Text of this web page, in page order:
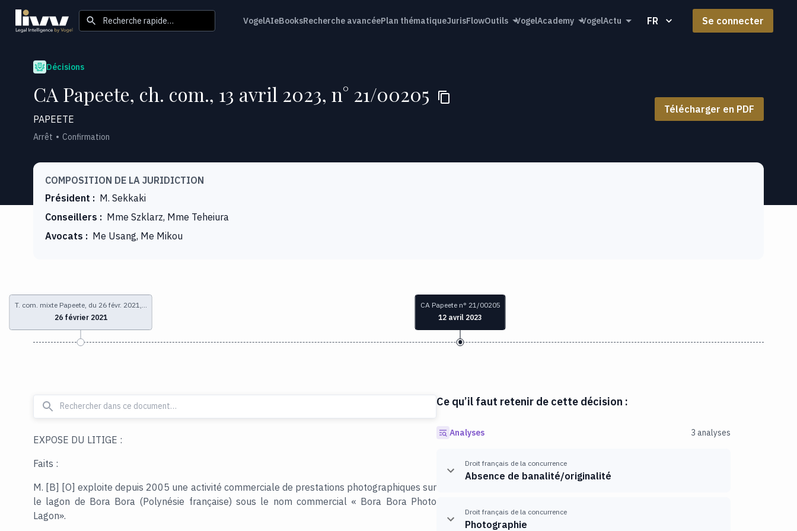
Recherche rapide… VogelAIeBooksRecherche avancéePlan thématiqueJurisFlowOutils VogelAcademy VogelActu FR Se connecter
Décisions
CA Papeete, ch. com., 13 avril 2023, n° 21/00205
PAPEETE
Télécharger en PDF
Arrêt Confirmation
COMPOSITION DE LA JURIDICTION
Président : M. Sekkaki
Conseillers : Mme Szklarz, Mme Teheiura
Avocats : Me Usang, Me Mikou
T. com. mixte Papeete, du 26 févr. 2021,…
26 février 2021
CA Papeete n° 21/00205
12 avril 2023
EXPOSE DU LITIGE :
Faits :
M. [B] [O] exploite depuis 2005 une activité commerciale de prestations photographiques sur
le lagon de Bora Bora (Polynésie française) sous le nom commercial « Bora Bora Photo
Lagon».
Ce qu’il faut retenir de cette décision :
Analyses 3 analyses
Droit français de la concurrence
Absence de banalité/originalité
Droit français de la concurrence
Photographie